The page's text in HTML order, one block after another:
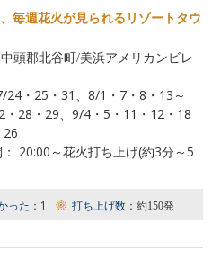
毎週花火が見られるリゾートタウ
頭郡北谷町/美浜アメリカンビレ
24・25・31、8/1・7・8・13～
・28・29、9/4・5・11・12・18
26
20:00～花火打ち上げ(約3分～5
った： 1 打ち上げ数： 約150発